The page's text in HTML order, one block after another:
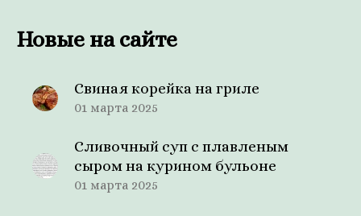
Новые на сайте
Свиная корейка на гриле
01 марта 2025
Сливочный суп с плавленым
сыром на курином бульоне
01 марта 2025